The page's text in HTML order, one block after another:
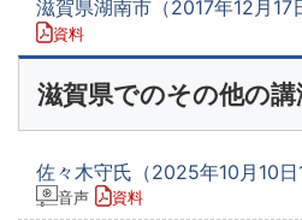
滋賀県湖南市（2017年12月17
資料
滋賀県でのその他の講
佐々木守氏（2025年10月10日
音声 資料